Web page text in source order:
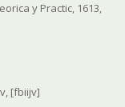
y Practic, 1613,
[fbiijv]